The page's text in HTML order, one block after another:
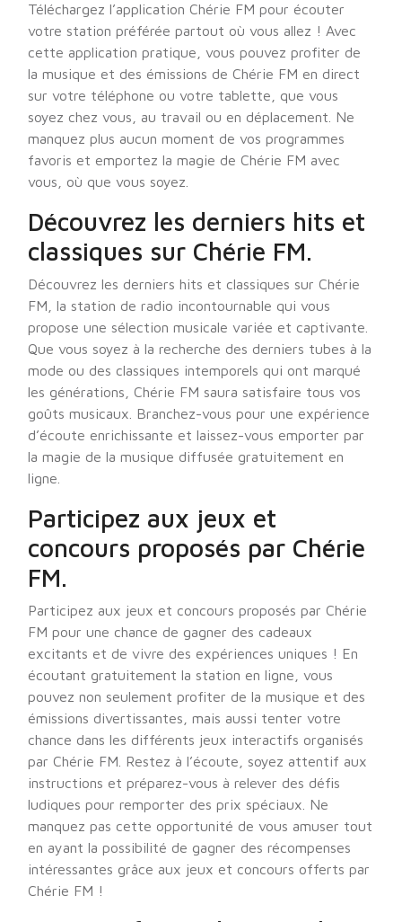
Téléchargez l’application Chérie FM pour écouter
votre station préférée partout où vous allez ! Avec
cette application pratique, vous pouvez profiter de
la musique et des émissions de Chérie FM en direct
sur votre téléphone ou votre tablette, que vous
soyez chez vous, au travail ou en déplacement. Ne
manquez plus aucun moment de vos programmes
favoris et emportez la magie de Chérie FM avec
vous, où que vous soyez.
Découvrez les derniers hits et
classiques sur Chérie FM.
Découvrez les derniers hits et classiques sur Chérie
FM, la station de radio incontournable qui vous
propose une sélection musicale variée et captivante.
Que vous soyez à la recherche des derniers tubes à la
mode ou des classiques intemporels qui ont marqué
les générations, Chérie FM saura satisfaire tous vos
goûts musicaux. Branchez-vous pour une expérience
d’écoute enrichissante et laissez-vous emporter par
la magie de la musique diffusée gratuitement en
ligne.
Participez aux jeux et
concours proposés par Chérie
FM.
Participez aux jeux et concours proposés par Chérie
FM pour une chance de gagner des cadeaux
excitants et de vivre des expériences uniques ! En
écoutant gratuitement la station en ligne, vous
pouvez non seulement profiter de la musique et des
émissions divertissantes, mais aussi tenter votre
chance dans les différents jeux interactifs organisés
par Chérie FM. Restez à l’écoute, soyez attentif aux
instructions et préparez-vous à relever des défis
ludiques pour remporter des prix spéciaux. Ne
manquez pas cette opportunité de vous amuser tout
en ayant la possibilité de gagner des récompenses
intéressantes grâce aux jeux et concours offerts par
Chérie FM !